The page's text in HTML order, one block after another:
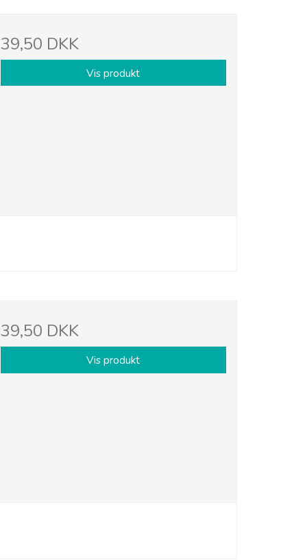
39,50 DKK
Vis produkt
39,50 DKK
Vis produkt